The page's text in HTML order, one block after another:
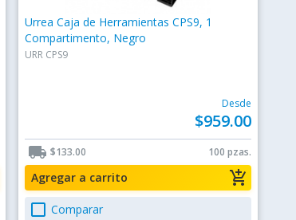
Urrea Caja de Herramientas CPS9, 1
Compartimento, Negro
URR CPS9
Desde
$959.00
local_shipping $133.00 100 pzas.
add_shopping_cart
Agregar a carrito
check_box_outline_blank Comparar